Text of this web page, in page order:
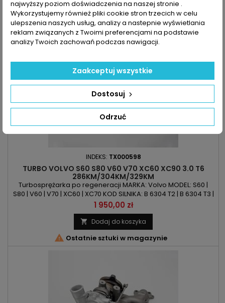
Zapytaj o dostępność Tel:+48-717-358-575
INDEKS: TX000598
TURBO VOLVO S60 S80 V60 V70 XC60 XC90 3.0 T6
286KM/304KM/329KM
Turbosprężarka po regeneracji MARKA: Volvo MODEL: S60 |
S80 | V60 | V70 | XC60 | XC70 KOD SILNIKA: B 6304 T2 | B 6304 T3 |
B 6304 T4 POJEMNOŚĆ: 2953ccm 3.0 T6 AWD MOC:
286KM/210kW | 304KM/224kW | 329KM/242kW ROK
PRODUKCJI: Od 2010r
Cena
1 950,00 zł
 Dodaj do koszyka
 Ostatnie sztuki w magazynie
najwyższy poziom doświadczenia na naszej stronie .
Wykorzystujemy również pliki cookie stron trzecich w celu
ulepszenia naszych usług, analizy a nastepnie wyświetlania
reklam związanych z Twoimi preferencjami na podstawie
analizy Twoich zachowań podczas nawigacji.
Odrzuć
Dostosuj
Zaakceptuj wszystkie